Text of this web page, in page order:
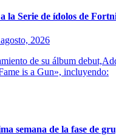
la Serie de ídolos de
2026
de su álbum
is a Gun», incluyendo:
semana de la fase de